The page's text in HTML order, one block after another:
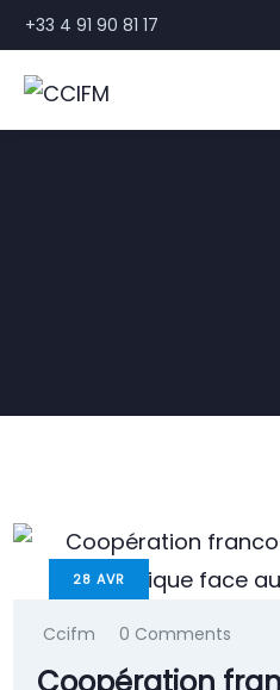
+33 4 91 90 81 17
28 AVR
Ccifm 0 Comments